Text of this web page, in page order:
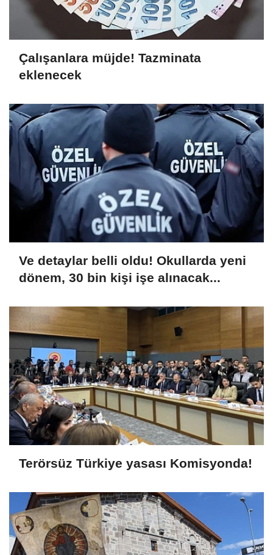
Çalışanlara müjde! Tazminata
eklenecek
Ve detaylar belli oldu! Okullarda yeni
dönem, 30 bin kişi işe alınacak...
Terörsüz Türkiye yasası Komisyonda!